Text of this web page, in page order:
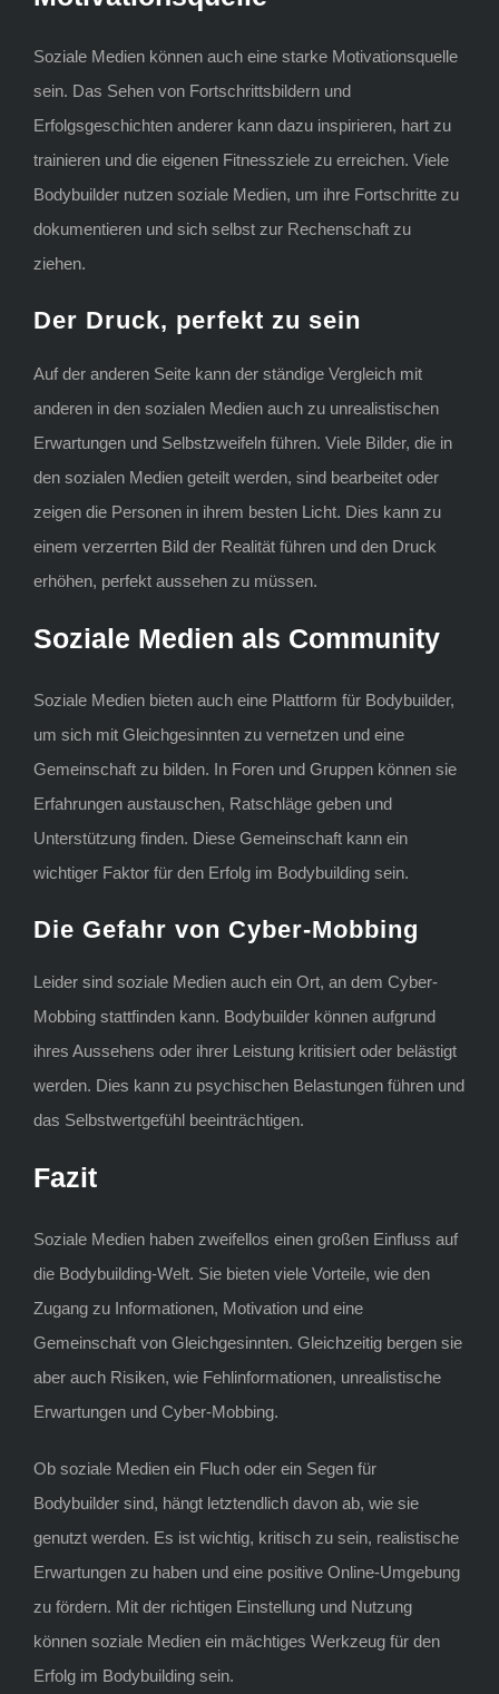
Soziale Medien können auch eine starke Motivationsquelle
sein. Das Sehen von Fortschrittsbildern und
Erfolgsgeschichten anderer kann dazu inspirieren, hart zu
trainieren und die eigenen Fitnessziele zu erreichen. Viele
Bodybuilder nutzen soziale Medien, um ihre Fortschritte zu
dokumentieren und sich selbst zur Rechenschaft zu
ziehen.
Der Druck, perfekt zu sein
Auf der anderen Seite kann der ständige Vergleich mit
anderen in den sozialen Medien auch zu unrealistischen
Erwartungen und Selbstzweifeln führen. Viele Bilder, die in
den sozialen Medien geteilt werden, sind bearbeitet oder
zeigen die Personen in ihrem besten Licht. Dies kann zu
einem verzerrten Bild der Realität führen und den Druck
erhöhen, perfekt aussehen zu müssen.
Soziale Medien als Community
Soziale Medien bieten auch eine Plattform für Bodybuilder,
um sich mit Gleichgesinnten zu vernetzen und eine
Gemeinschaft zu bilden. In Foren und Gruppen können sie
Erfahrungen austauschen, Ratschläge geben und
Unterstützung finden. Diese Gemeinschaft kann ein
wichtiger Faktor für den Erfolg im Bodybuilding sein.
Die Gefahr von Cyber-Mobbing
Leider sind soziale Medien auch ein Ort, an dem Cyber-
Mobbing stattfinden kann. Bodybuilder können aufgrund
ihres Aussehens oder ihrer Leistung kritisiert oder belästigt
werden. Dies kann zu psychischen Belastungen führen und
das Selbstwertgefühl beeinträchtigen.
Fazit
Soziale Medien haben zweifellos einen großen Einfluss auf
die Bodybuilding-Welt. Sie bieten viele Vorteile, wie den
Zugang zu Informationen, Motivation und eine
Gemeinschaft von Gleichgesinnten. Gleichzeitig bergen sie
aber auch Risiken, wie Fehlinformationen, unrealistische
Erwartungen und Cyber-Mobbing.
Ob soziale Medien ein Fluch oder ein Segen für
Bodybuilder sind, hängt letztendlich davon ab, wie sie
genutzt werden. Es ist wichtig, kritisch zu sein, realistische
Erwartungen zu haben und eine positive Online-Umgebung
zu fördern. Mit der richtigen Einstellung und Nutzung
können soziale Medien ein mächtiges Werkzeug für den
Erfolg im Bodybuilding sein.